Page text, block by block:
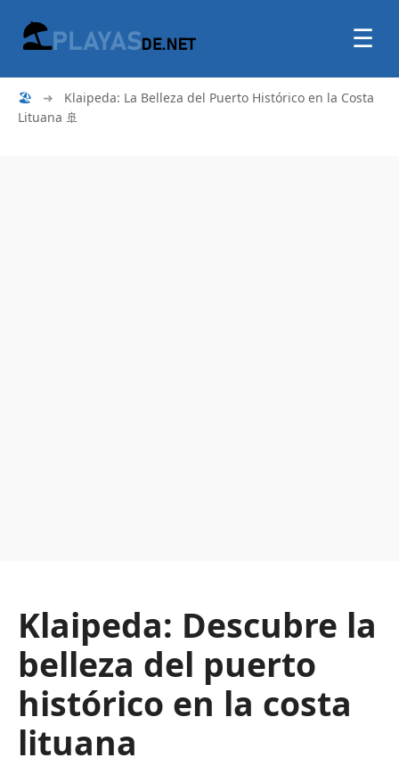
☰
🏖 ➜
Klaipeda: La Belleza del Puerto Histórico en la Costa
Lituana 🚢
Klaipeda: Descubre la
belleza del puerto
histórico en la costa
lituana